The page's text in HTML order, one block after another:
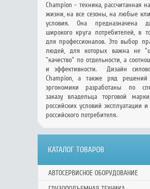
Champion - техника, рассчитанная
жизни, на все сезоны, на любые
условия. Она предназначена
широкого круга потребителей, в
для профессионалов. Это выбор
людей, для которых важна не
"качество" по отдельности, а
и эффективности. Дизайн
Champion, а также ряд решений
эргономики разработаны по
заказу владельца торговой
российских условий эксплуатации
российского потребителя.
КАТАЛОГ ТОВАРОВ
АВТОСЕРВИСНОЕ ОБОРУДОВАНИЕ